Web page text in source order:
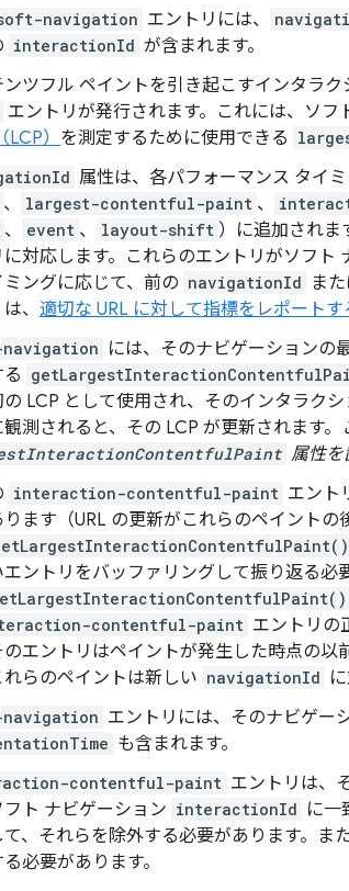
navigation エントリには、
interactionId が含まれます。
ンツフル ペイントを引き起こすインタラク
エントリが発行されます。これには、ソフ
） を測定するために使用できる
属性は、各パフォーマンス タイ
、 largest-contentful-paint 、
、 event 、 layout-shift ）に追加されま
に対応します。これらのエントリがソフ
ミングに応じて、前の navigationId ま
、 適切な URL に対して指標をレポートす
には、そのナビゲーションの
の LCP として使用され、そのインタラクシ
測されると、その LCP が更新されます。
属性を
interaction-contentful-paint エント
ます（URL の更新がこれらのペイント
エントリをバッファリングして振り返る必
contentful-paint エントリの
のエントリはペイントが発生した時点の以
らのペイントは新しい navigationId
エントリには、そのナビゲー
も含まれます。
contentful-paint エントリは、
フト ナビゲーション interactionId に一
て、それらを除外する必要があります。ま
必要があります。